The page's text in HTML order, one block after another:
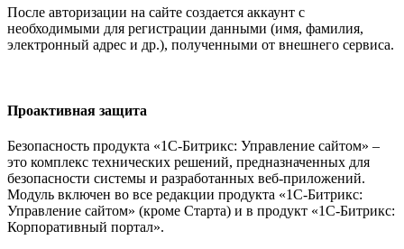
После авторизации на сайте создается аккаунт с
необходимыми для регистрации данными (имя, фамилия,
электронный адрес и др.), полученными от внешнего сервиса.
Проактивная защита
Безопасность продукта «1С-Битрикс: Управление сайтом» –
это комплекс технических решений, предназначенных для
безопасности системы и разработанных веб-приложений.
Модуль включен во все редакции продукта «1С-Битрикс:
Управление сайтом» (кроме Старта) и в продукт «1С-Битрикс:
Корпоративный портал».